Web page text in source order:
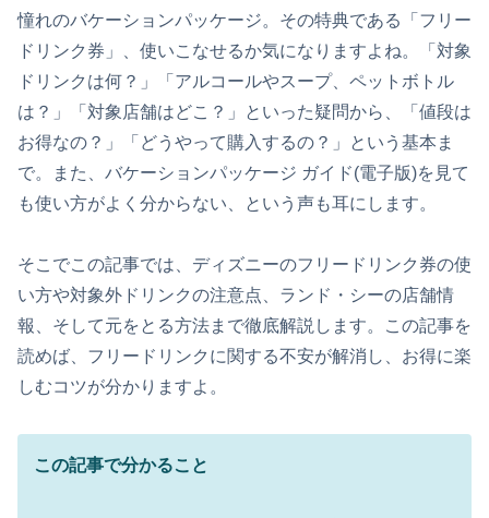
憧れのバケーションパッケージ。その特典である「フリー
ドリンク券」、使いこなせるか気になりますよね。「対象
ドリンクは何？」「アルコールやスープ、ペットボトル
は？」「対象店舗はどこ？」といった疑問から、「値段は
お得なの？」「どうやって購入するの？」という基本ま
で。また、バケーションパッケージ ガイド(電子版)を見て
も使い方がよく分からない、という声も耳にします。
そこでこの記事では、ディズニーのフリードリンク券の使
い方や対象外ドリンクの注意点、ランド・シーの店舗情
報、そして元をとる方法まで徹底解説します。この記事を
読めば、フリードリンクに関する不安が解消し、お得に楽
しむコツが分かりますよ。
この記事で分かること